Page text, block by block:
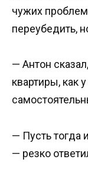
чужих
переубедить,
— Антон
квартиры, как
— Пусть тогда
— резко